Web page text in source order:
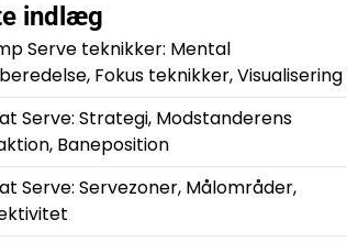
indlæg
Serve teknikker: Mental
Fokus teknikker, Visualisering
Serve: Strategi, Modstanderens
Baneposition
Serve: Servezoner, Målområder,